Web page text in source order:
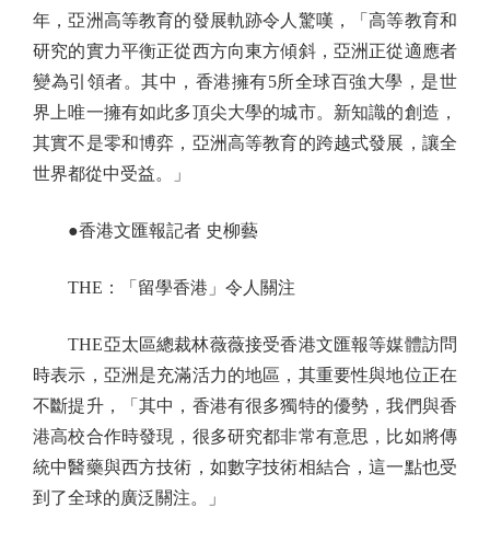
年，亞洲高等教育的發展軌跡令人驚嘆，「高等教育和
研究的實力平衡正從西方向東方傾斜，亞洲正從適應者
變為引領者。其中，香港擁有5所全球百強大學，是世
界上唯一擁有如此多頂尖大學的城市。新知識的創造，
其實不是零和博弈，亞洲高等教育的跨越式發展，讓全
世界都從中受益。」
●香港文匯報記者 史柳藝
THE：「留學香港」令人關注
THE亞太區總裁林薇薇接受香港文匯報等媒體訪問
時表示，亞洲是充滿活力的地區，其重要性與地位正在
不斷提升，「其中，香港有很多獨特的優勢，我們與香
港高校合作時發現，很多研究都非常有意思，比如將傳
統中醫藥與西方技術，如數字技術相結合，這一點也受
到了全球的廣泛關注。」